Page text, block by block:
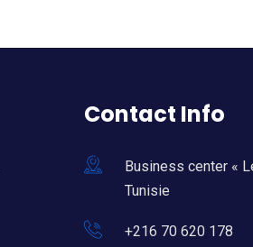
Contact Info
Business center «
Tunisie
+216 70 620 178